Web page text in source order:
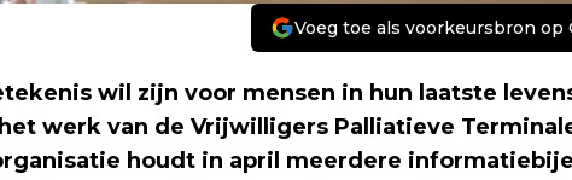
Voeg toe als voorkeursbron op
wil zijn voor mensen in hun laatste
werk van de Vrijwilligers Palliatieve
houdt in april meerdere